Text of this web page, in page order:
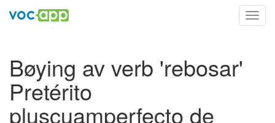
Bøying av verb 'rebosar'
Pretérito
pluscuamperfecto de